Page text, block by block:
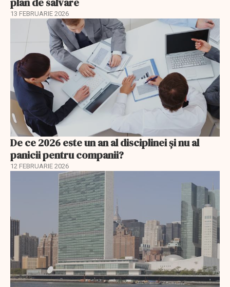
13 FEBRUARIE 2026
De ce 2026 este un an al disciplinei și nu al
panicii pentru companii?
12 FEBRUARIE 2026